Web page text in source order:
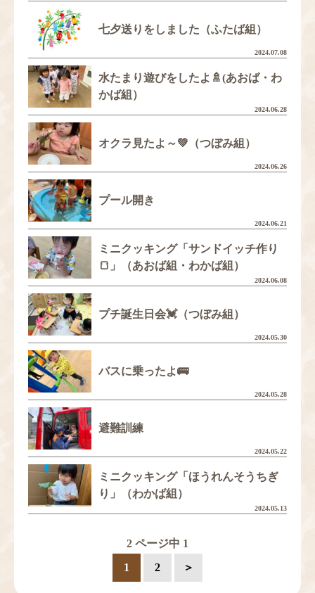
七夕送りをしました（ふたば組）
2024.07.08
水たまり遊びをしたよ🚿(あおば・わ
かば組）
2024.06.28
オクラ見たよ～💚（つぼみ組）
2024.06.26
プール開き
2024.06.21
ミニクッキング「サンドイッチ作り
🍞」（あおば組・わかば組）
2024.06.08
プチ誕生日会💓（つぼみ組）
2024.05.30
バスに乗ったよ🚌
2024.05.28
避難訓練
2024.05.22
ミニクッキング「ほうれんそうちぎ
り」（わかば組）
2024.05.13
2 ページ中 1
1
2 ＞